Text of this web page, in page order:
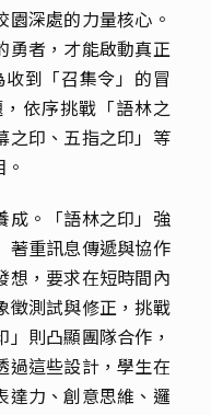
園深處的力量核心。
勇者，才能啟動真正
到「召集令」的冒
依序挑戰「語林之
之印、五指之印」等
成。「語林之印」強
著重訊息傳遞與協作
想，要求在短時間內
徵測試與修正，挑戰
則凸顯團隊合作，
過這些設計，學生在
達力、創意思維、邏